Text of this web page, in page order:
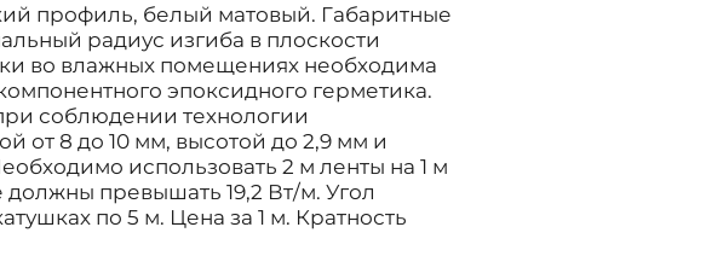
профиль, белый матовый. Габаритные
радиус изгиба в плоскости
во влажных помещениях необходима
эпоксидного герметика.
соблюдении технологии
от 8 до 10 мм, высотой до 2,9 мм и
использовать 2 м ленты на 1 м
превышать 19,2 Вт/м. Угол
по 5 м. Цена за 1 м. Кратность